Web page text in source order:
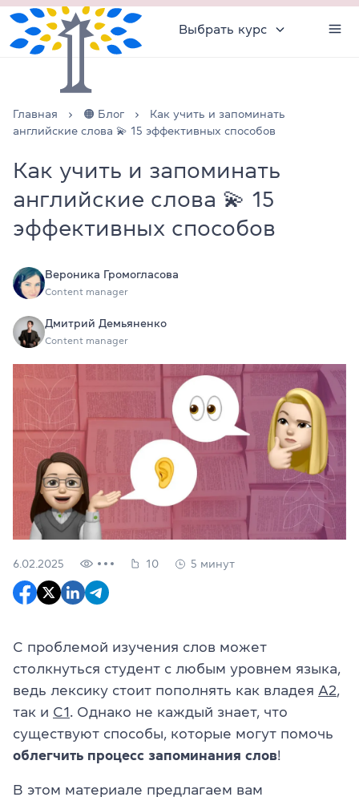
Выбрать курс
Главная 🟠 Блог
Как учить и запоминать
английские слова 💫 15 эффективных способов
Как учить и запоминать
английские слова 💫 15
эффективных способов
Вероника Громогласова
Content manager
Дмитрий Демьяненко
Content manager
6.02.2025 10 5 минут
С проблемой изучения слов может
столкнуться студент с любым уровнем языка,
ведь лексику стоит пополнять как владея А2
так и С1 . Однако не каждый знает, что
существуют способы, которые могут помочь
облегчить процесс запоминания слов!
В этом материале предлагаем вам